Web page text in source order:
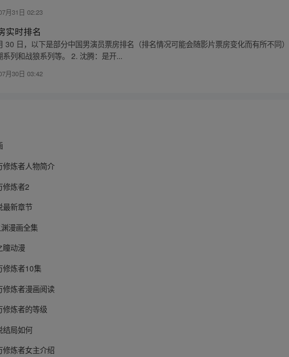
月31日 02:23
实时排名
30 日，以下是部分中国男演员票房排名（排名情况可能会随影片票房变化而有所不同
列和战狼系列等。 2. 沈腾：是开...
月30日 03:42
修炼者人物简介
修炼者2
最新章节
漫画全集
瞳动漫
修炼者10集
修炼者漫画阅读
炼者的等级
结局如何
修炼者女主介绍